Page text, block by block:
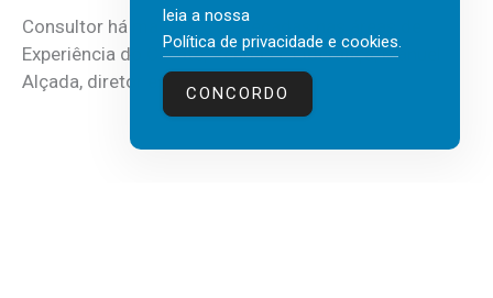
Consultor há mais de três décadas nas áreas de
Experiência do Cliente, Vendas e Liderança, Manuel
Alçada, diretor executivo da...
leia a nossa
Política de privacidade e cookies.
CONCORDO